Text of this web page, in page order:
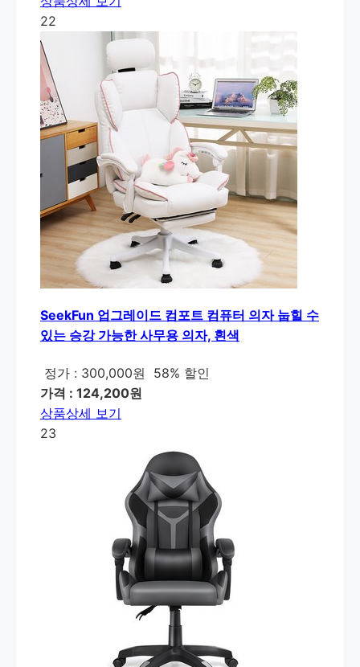
22
SeekFun 업그레이드 컴포트 컴퓨터 의자 눕힐 수
있는 승강 가능한 사무용 의자, 흰색
정가 : 300,000원
58% 할인
가격 : 124,200원
상품상세 보기
23